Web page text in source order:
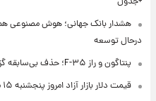
هشدار بانک جهانی؛ هوش مصنوعی
درحال توسعه
پنتاگون و راز F-۳۵؛ حذف بی‌سابقه گزارش‌های عملکرد جنگنده‌های نسل پنجم
قیمت دلار بازار آزاد امروز پنجشنبه ۱۵ مرداد ۱۴۰۵ +جدول